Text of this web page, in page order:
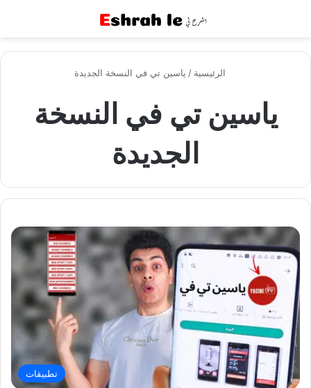
الرئيسية / ياسين تي في النسخة الجديدة
ياسين تي في النسخة
الجديدة
تطبيقات